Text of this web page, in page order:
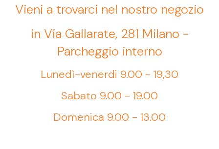
Vieni a trovarci nel nostro negozio
in Via Gallarate, 281 Milano -
Parcheggio interno
Lunedì-venerdi 9.00 - 19,30
Sabato 9.00 - 19.00
Domenica 9.00 - 13.00